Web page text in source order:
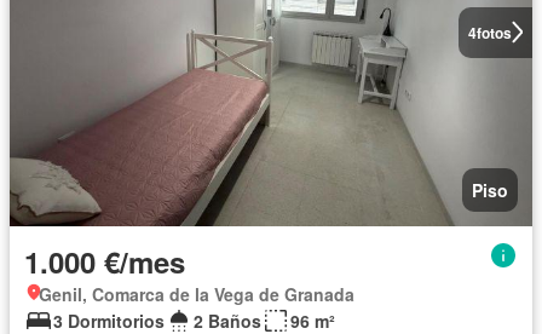
4fotos
Piso
1.000 €/mes
Genil, Comarca de la Vega de Granada
3 Dormitorios
2 Baños
96 m²